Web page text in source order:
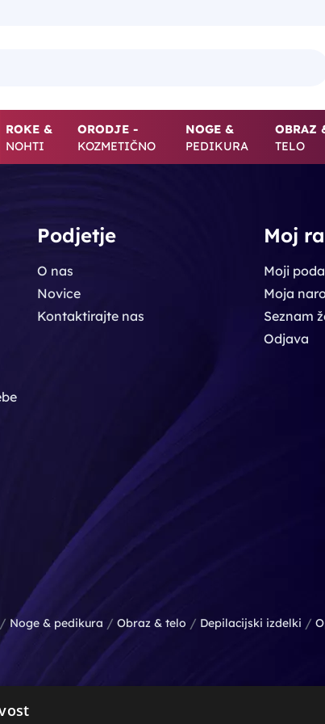
ROKE &
NOHTI
ORODJE -
KOZMETIČNO
NOGE &
PEDIKURA
OBRAZ
TELO
Podjetje
O nas
Novice
Kontaktirajte nas
Moj
Moji
Moja
Seznam
Odjava
/ Noge & pedikura / Obraz & telo / Depilacijski izdelki /